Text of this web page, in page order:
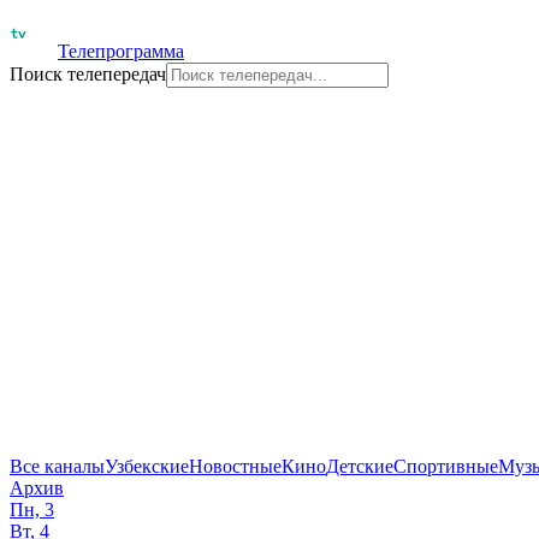
Телепрограмма
Поиск телепередач
Все каналыУзбекскиеНовостныеКиноДетскиеСпортивные
Архив
Пн, 3
Вт, 4